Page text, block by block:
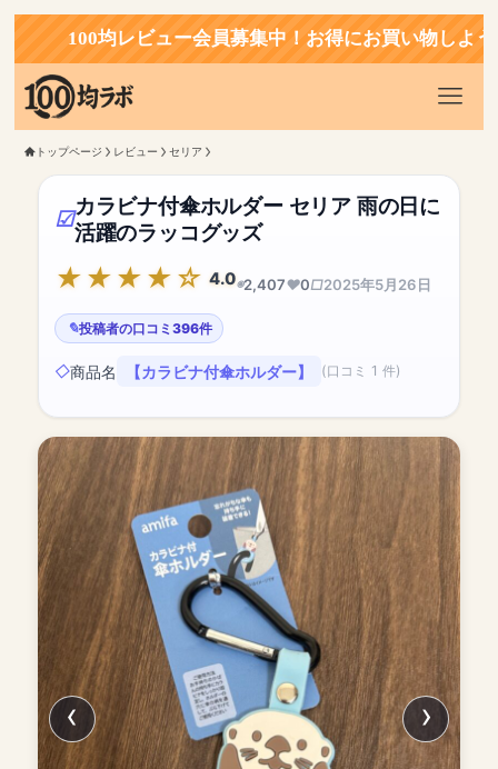
100均レビュー会員募集中！お得にお買い物しよう！
トップページ レビュー セリア
カラビナ付傘ホルダー セリア 雨の日に
活躍のラッコグッズ
4.0 2,407 0 2025年5月26日
投稿者の口コミ396件
商品名 【カラビナ付傘ホルダー】 (口コミ 1 件)